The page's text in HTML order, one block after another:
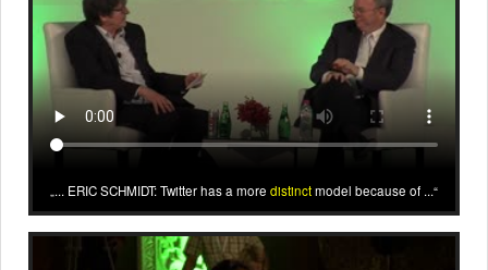
... ERIC SCHMIDT: Twitter has a more distinctmodel because of ...